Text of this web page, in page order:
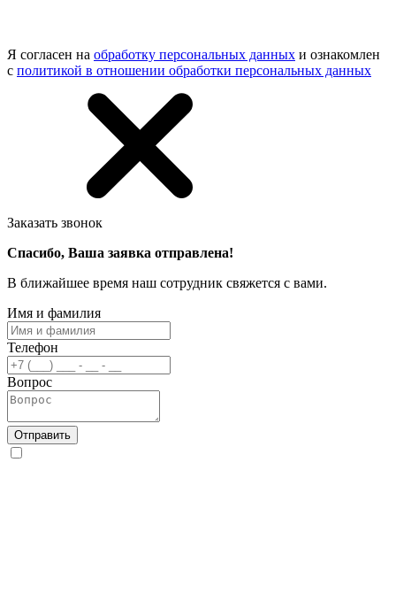
Я согласен на обработку персональных данных и ознакомлен
с политикой в отношении обработки персональных данных
Заказать звонок
Спасибо, Ваша заявка отправлена!
В ближайшее время наш сотрудник свяжется с вами.
Имя и фамилия
Телефон
Вопрос
Отправить